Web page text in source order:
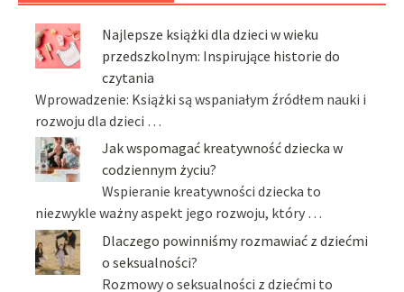
Najlepsze książki dla dzieci w wieku
przedszkolnym: Inspirujące historie do
czytania
Wprowadzenie: Książki są wspaniałym źródłem nauki i
rozwoju dla dzieci …
Jak wspomagać kreatywność dziecka w
codziennym życiu?
Wspieranie kreatywności dziecka to
niezwykle ważny aspekt jego rozwoju, który …
Dlaczego powinniśmy rozmawiać z dziećmi
o seksualności?
Rozmowy o seksualności z dziećmi to